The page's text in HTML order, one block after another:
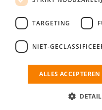
login gegevens onthouden
login
Bedrijf aanmelden
nieuwe collega/werknemer zo
TARGETING
NIET-
ALLES ACCEPTEREN